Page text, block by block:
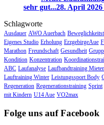
sehr gut...28. April 2026
Schlagworte
Ausdauer AWO Auerbach
Eigenes Studio Erholung ErzgebirgeAue
Marathon Freundschaft Gesundheit
Kondition Konzentration
ABC Laufanalyse Laufbandtraining
Lauftraining Winter Leistungssport Body
Regeneration Regenerationstraining Sprint
mit Kindern U14 Aue VO2max
Folge uns auf Facebook